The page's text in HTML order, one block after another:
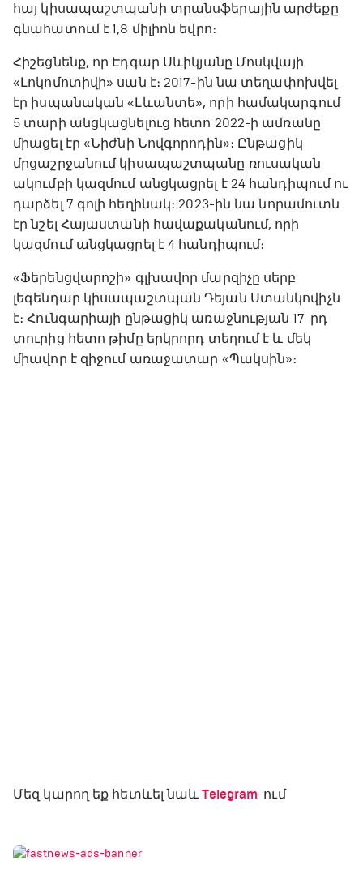
հայ կիսապաշտպանի տրանսֆերային արժեքը
գնահատում է 1,8 միլիոն եվրո։
Հիշեցնենք, որ Էդգար Սևիկյանը Մոսկվայի
«Լոկոմոտիվի» սան է։ 2017-ին նա տեղափոխվել
էր իսպանական «Լևանտե», որի համակարգում
5 տարի անցկացնելուց հետո 2022-ի ամռանը
միացել էր «Նիժնի Նովգորոդին»։ Ընթացիկ
մրցաշրջանում կիսապաշտպանը ռուսական
ակումբի կազմում անցկացրել է 24 հանդիպում ու
դարձել 7 գոլի հեղինակ։ 2023-ին նա նորամուտն
էր նշել Հայաստանի հավաքականում, որի
կազմում անցկացրել է 4 հանդիպում։
«Ֆերենցվարոշի» գլխավոր մարզիչը սերբ
լեգենդար կիսապաշտպան Դեյան Ստանկովիչն
է։ Հունգարիայի ընթացիկ առաջնության 17-րդ
տուրից հետո թիմը երկրորդ տեղում է և մեկ
միավոր է զիջում առաջատար «Պակսին»։
Մեզ կարող եք հետևել նաև Telegram-ում